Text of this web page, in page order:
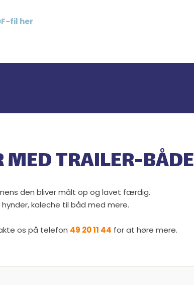
fil her​
MED TRAILER-BÅDE​
den bliver målt op og lavet færdig.
kaleche til båd med mere.
os på telefon 49 20 11 44 for at høre mere.​